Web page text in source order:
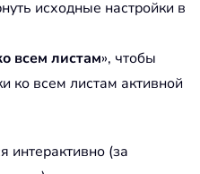
исходные настройки в
всем листам», чтобы
ко всем листам активной
интерактивно (за